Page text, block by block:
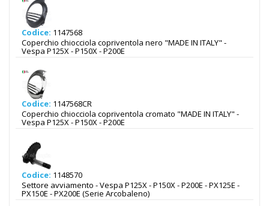
Codice: 1147568
Coperchio chiocciola copriventola nero "MADE IN ITALY" -
Vespa P125X - P150X - P200E
Codice: 1147568CR
Coperchio chiocciola copriventola cromato "MADE IN ITALY" -
Vespa P125X - P150X - P200E
Codice: 1148570
Settore avviamento - Vespa P125X - P150X - P200E - PX125E -
PX150E - PX200E (Serie Arcobaleno)